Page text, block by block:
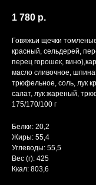
1 780 р.
Говяжьи щечки
красный, сельдерей,
перец горошек,
масло сливочное,
трюфельное, соль, лук
салат, лук жареный,
175/170/100 г
Белки: 20,2
Жиры: 55,4
Углеводы: 55,5
Вес (г): 425
Ккал: 803,6